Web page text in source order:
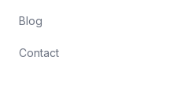
Blog
Contact